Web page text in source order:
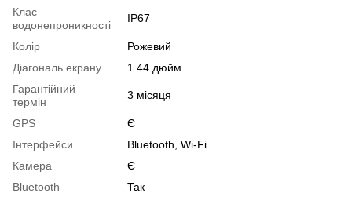
Клас
водонепроникності
IP67
Колір
Рожевий
Діагональ екрану
1.44 дюйм
Гарантійний
термін
3 місяця
GPS
Є
Інтерфейси
Bluetooth, Wi-Fi
Камера
Є
Bluetooth
Так